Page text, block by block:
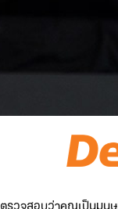
ตรวจสอบว่าคุณเป็นมนุษ